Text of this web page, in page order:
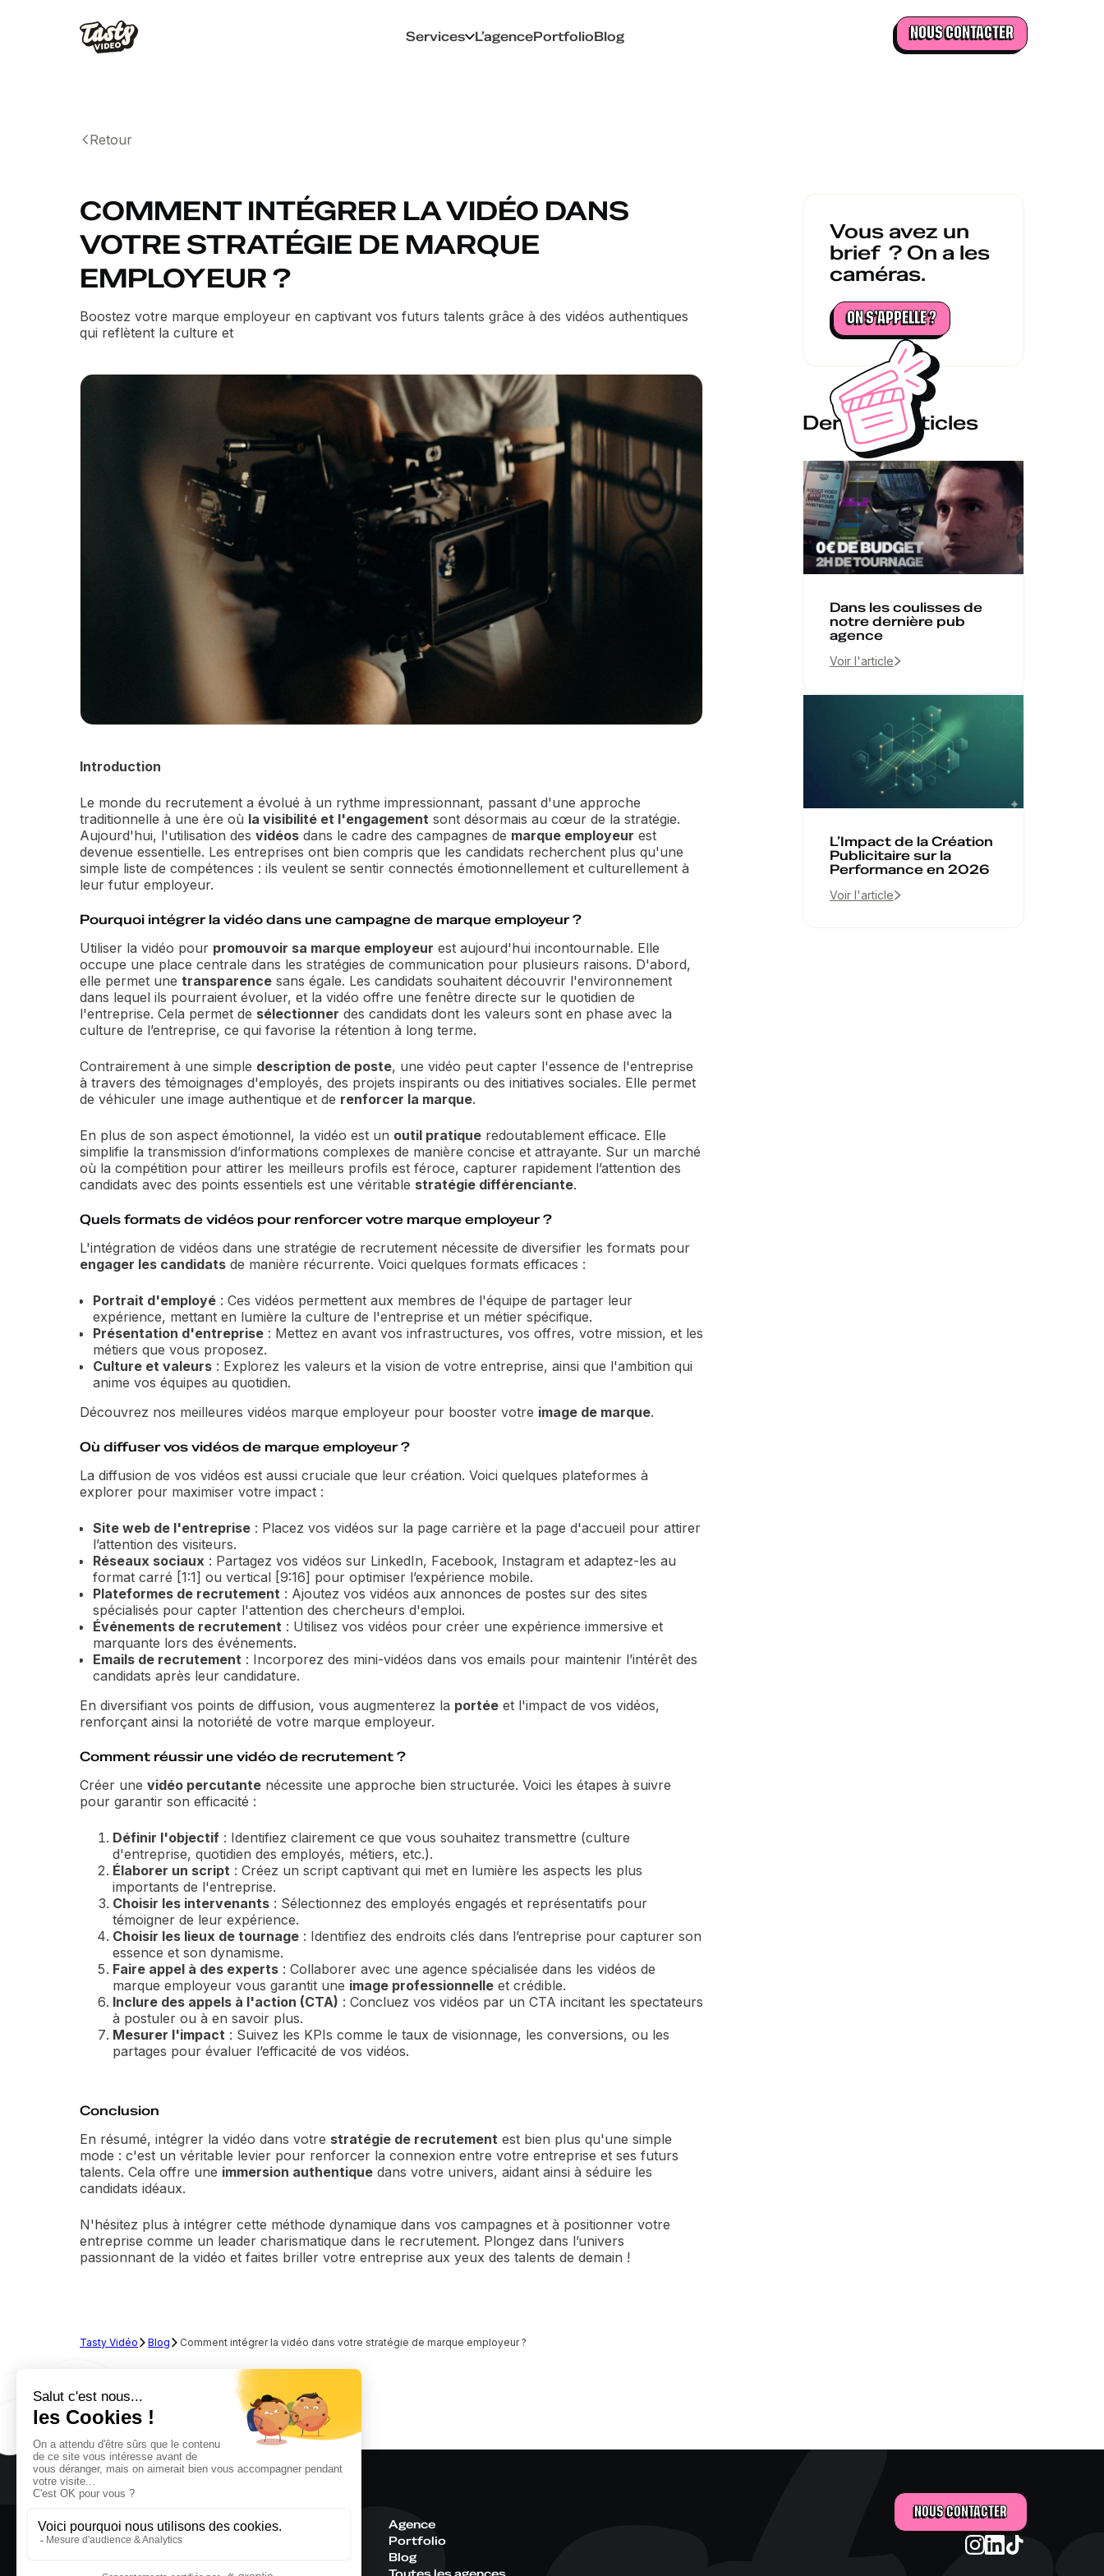
Services L’agencePortfolioBlog NOUS CONTACTER
Retour
COMMENT INTÉGRER LA VIDÉO DANS
VOTRE STRATÉGIE DE MARQUE
EMPLOYEUR ?
Boostez votre marque employeur en captivant vos futurs talents grâce à des vidéos authentiques
qui reflètent la culture et
Introduction
Le monde du recrutement a évolué à un rythme impressionnant, passant d'une approche
traditionnelle à une ère où la visibilité et l'engagement sont désormais au cœur de la stratégie.
Aujourd'hui, l'utilisation des vidéos dans le cadre des campagnes de marque employeur est
devenue essentielle. Les entreprises ont bien compris que les candidats recherchent plus qu'une
simple liste de compétences : ils veulent se sentir connectés émotionnellement et culturellement à
leur futur employeur.
Pourquoi intégrer la vidéo dans une campagne de marque employeur ?
Utiliser la vidéo pour promouvoir sa marque employeur est aujourd'hui incontournable. Elle
occupe une place centrale dans les stratégies de communication pour plusieurs raisons. D'abord,
elle permet une transparence sans égale. Les candidats souhaitent découvrir l'environnement
dans lequel ils pourraient évoluer, et la vidéo offre une fenêtre directe sur le quotidien de
l'entreprise. Cela permet de sélectionner des candidats dont les valeurs sont en phase avec la
culture de l’entreprise, ce qui favorise la rétention à long terme.
Contrairement à une simple description de poste, une vidéo peut capter l'essence de l'entreprise
à travers des témoignages d'employés, des projets inspirants ou des initiatives sociales. Elle permet
de véhiculer une image authentique et de renforcer la marque.
En plus de son aspect émotionnel, la vidéo est un outil pratique redoutablement efficace. Elle
simplifie la transmission d’informations complexes de manière concise et attrayante. Sur un marché
où la compétition pour attirer les meilleurs profils est féroce, capturer rapidement l’attention des
candidats avec des points essentiels est une véritable stratégie différenciante.
Quels formats de vidéos pour renforcer votre marque employeur ?
L'intégration de vidéos dans une stratégie de recrutement nécessite de diversifier les formats pour
engager les candidats de manière récurrente. Voici quelques formats efficaces :
Portrait d'employé : Ces vidéos permettent aux membres de l'équipe de partager leur
expérience, mettant en lumière la culture de l'entreprise et un métier spécifique.
Présentation d'entreprise : Mettez en avant vos infrastructures, vos offres, votre mission, et les
métiers que vous proposez.
Culture et valeurs : Explorez les valeurs et la vision de votre entreprise, ainsi que l'ambition qui
anime vos équipes au quotidien.
Découvrez nos meilleures vidéos marque employeur pour booster votre image de marque.
Où diffuser vos vidéos de marque employeur ?
La diffusion de vos vidéos est aussi cruciale que leur création. Voici quelques plateformes à
explorer pour maximiser votre impact :
Site web de l'entreprise : Placez vos vidéos sur la page carrière et la page d'accueil pour attirer
l’attention des visiteurs.
Réseaux sociaux : Partagez vos vidéos sur LinkedIn, Facebook, Instagram et adaptez-les au
format carré [1:1] ou vertical [9:16] pour optimiser l’expérience mobile.
Plateformes de recrutement : Ajoutez vos vidéos aux annonces de postes sur des sites
spécialisés pour capter l'attention des chercheurs d'emploi.
Événements de recrutement : Utilisez vos vidéos pour créer une expérience immersive et
marquante lors des événements.
Emails de recrutement : Incorporez des mini-vidéos dans vos emails pour maintenir l’intérêt des
candidats après leur candidature.
En diversifiant vos points de diffusion, vous augmenterez la portée et l'impact de vos vidéos,
renforçant ainsi la notoriété de votre marque employeur.
Comment réussir une vidéo de recrutement ?
Créer une vidéo percutante nécessite une approche bien structurée. Voici les étapes à suivre
pour garantir son efficacité :
Définir l'objectif : Identifiez clairement ce que vous souhaitez transmettre (culture
d'entreprise, quotidien des employés, métiers, etc.).
Élaborer un script : Créez un script captivant qui met en lumière les aspects les plus
importants de l'entreprise.
Choisir les intervenants : Sélectionnez des employés engagés et représentatifs pour
témoigner de leur expérience.
Choisir les lieux de tournage : Identifiez des endroits clés dans l’entreprise pour capturer son
essence et son dynamisme.
Faire appel à des experts : Collaborer avec une agence spécialisée dans les vidéos de
marque employeur vous garantit une image professionnelle et crédible.
Inclure des appels à l'action (CTA) : Concluez vos vidéos par un CTA incitant les spectateurs
à postuler ou à en savoir plus.
Mesurer l'impact : Suivez les KPIs comme le taux de visionnage, les conversions, ou les
partages pour évaluer l’efficacité de vos vidéos.
Conclusion
En résumé, intégrer la vidéo dans votre stratégie de recrutement est bien plus qu'une simple
mode : c'est un véritable levier pour renforcer la connexion entre votre entreprise et ses futurs
talents. Cela offre une immersion authentique dans votre univers, aidant ainsi à séduire les
candidats idéaux.
N'hésitez plus à intégrer cette méthode dynamique dans vos campagnes et à positionner votre
entreprise comme un leader charismatique dans le recrutement. Plongez dans l’univers
passionnant de la vidéo et faites briller votre entreprise aux yeux des talents de demain !
Tasty Vidéo Blog Comment intégrer la vidéo dans votre stratégie de marque employeur ?
Vous avez un
brief ? On a les
caméras.
ON S’APPELLE ?
Derniers articles
Dans les coulisses de
notre dernière pub
agence
Voir l'article
L’Impact de la Création
Publicitaire sur la
Performance en 2026
Voir l'article
Spot publicitaire
Motion design
Agence
Portfolio
Blog
NOUS CONTACTER